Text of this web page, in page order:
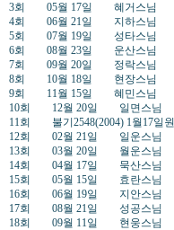
3회 05월 17일 혜거스님
4회 06월 21일 지하스님 우
5회 07월 19일 성타스님
6회 08월 23일 운산스님 한
7회 09월 20일 정락스님
8회 10월 18일 현장스님 티
9회 11월 15일 혜민스님 남
10회 12월 20일 일면스님
11회 불기2548(2004) 1월17
12회 02월 21일 일운스님
13회 03월 20일 월운스님
14회 04월 17일 묵산스님
15회 05월 15일 효란스님
16회 06월 19일 지안스님
17회 08월 21일 성공스님
18회 09월 11일 현웅스님